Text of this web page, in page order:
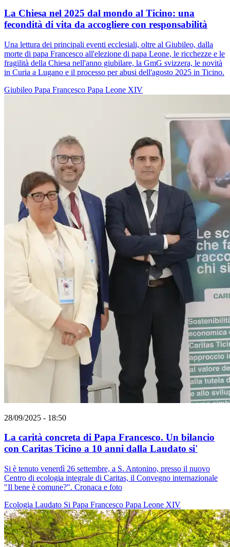
La Chiesa nel 2025 dal mondo al Ticino: una
fecondità di vita da accogliere con responsabilità
Una lettura dei principali eventi ecclesiali, oltre al Giubileo, dalla
morte di papa Francesco all'elezione di papa Leone, le ricchezze e le
fragilità della Chiesa nell'anno giubilare, la GmG svizzera, le novità
in Curia a Lugano e il processo per abusi dell'agosto 2025 in Ticino.
Giubileo Papa Francesco Papa Leone XIV
28/09/2025 - 18:50
La carità concreta di Papa Francesco. Un bilancio
con Caritas Ticino a 10 anni dalla Laudato si'
Si è tenuto venerdì 26 settembre, a S. Antonino, presso il nuovo
Centro di ecologia integrale di Caritas, il Convegno internazionale
"Il bene è comune?". Cronaca e foto
Ecologia Laudato Si Papa Francesco Papa Leone XIV